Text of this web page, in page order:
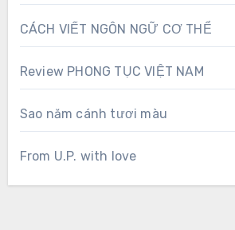
CÁCH VIẾT NGÔN NGỮ CƠ THỂ
Review PHONG TỤC VIỆT NAM
Sao năm cánh tươi màu
From U.P. with love